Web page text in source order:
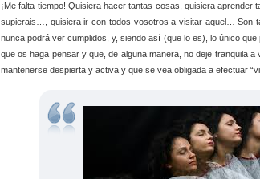
¡Me falta tiempo! Quisiera hacer tantas cosas, quisiera
supierais…, quisiera ir con todos vosotros a visitar aquel… Son
nunca podrá ver cumplidos, y, siendo así (que lo es), lo único
que os haga pensar y que, de alguna manera, no deje tranquila
mantenerse despierta y activa y que se vea obligada a efectuar